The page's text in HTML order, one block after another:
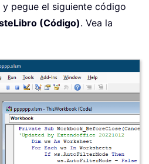
pegue el siguiente código
(Código). Vea la